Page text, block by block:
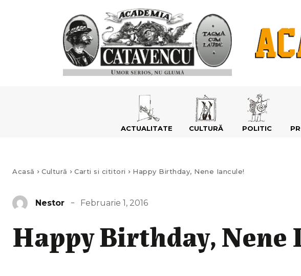
ACTUALITATE CULTURĂ POLITIC
Acasă Cultură Carti si cititori Happy Birthday, Nene Iancule!
Nestor Februarie 1, 2016
Happy Birthday, Nene